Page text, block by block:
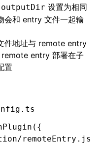
设置为相同
会和 entry 文件一起输
件地址与 remote entry
remote entry 部署在子
置
({
remoteEntry.js'